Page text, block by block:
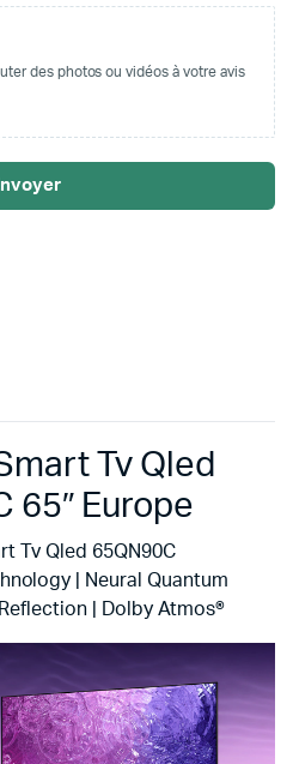
des photos ou vidéos à votre avis
Tv Qled
65″ Europe
Tv Qled 65QN90C
| Neural Quantum
| Dolby Atmos®